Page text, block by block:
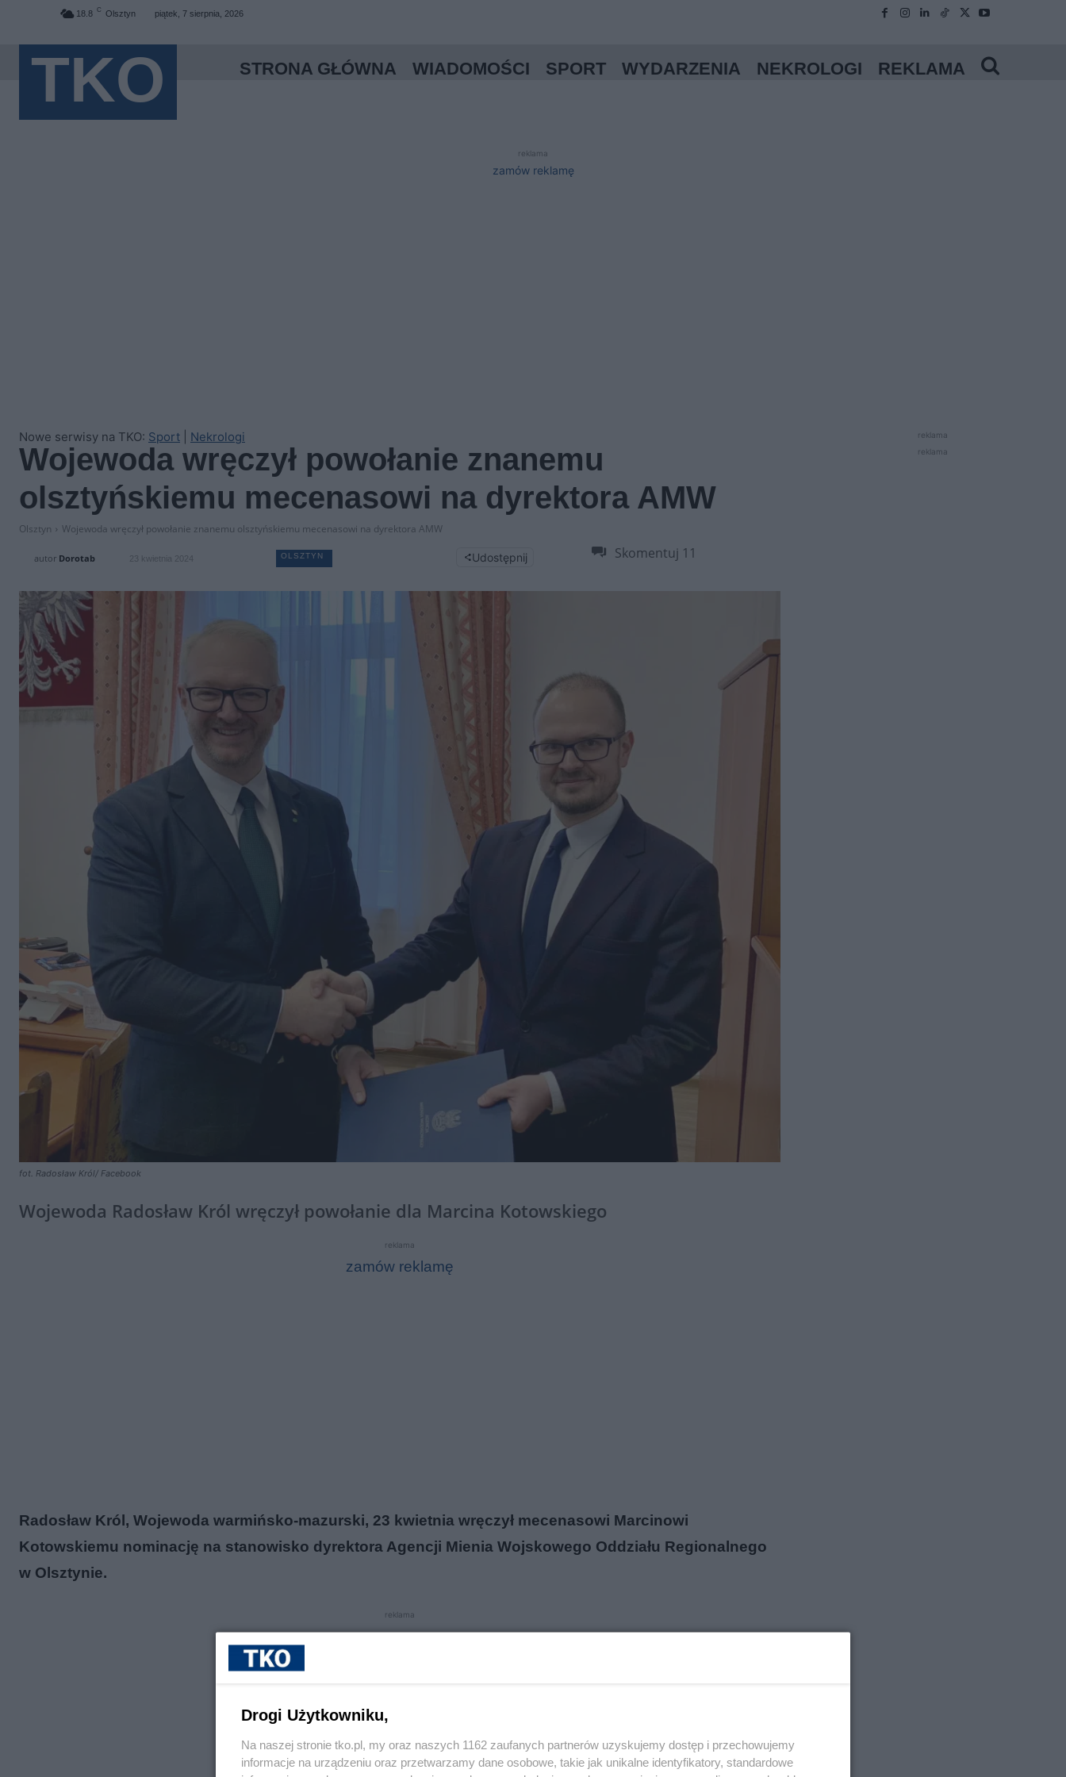
18.8 C Olsztyn piątek, 7 sierpnia, 2026
TKO STRONA GŁÓWNA WIADOMOŚCI SPORT WYDARZENIA NEKROLOGI REKLAMA
reklama
zamów reklamę
Nowe serwisy na TKO: Sport Nekrologi
Wojewoda wręczył powołanie znanemu
olsztyńskiemu mecenasowi na dyrektora AMW
Olsztyn Wojewoda wręczył powołanie znanemu olsztyńskiemu mecenasowi na dyrektora AMW
autor Dorotab 23 kwietnia 2024 OLSZTYN Udostępnij Skomentuj 11
fot. Radosław Król/ Facebook
Wojewoda Radosław Król wręczył powołanie dla Marcina Kotowskiego
reklama
zamów reklamę
Radosław Król, Wojewoda warmińsko-mazurski, 23 kwietnia wręczył mecenasowi Marcinowi
Kotowskiemu nominację na stanowisko dyrektora Agencji Mienia Wojskowego Oddziału Regionalnego
w Olsztynie.
reklama
reklama
reklama
Drogi Użytkowniku,
Na naszej stronie tko.pl, my oraz naszych 1162 zaufanych partnerów uzyskujemy dostęp i przechowujemy
informacje na urządzeniu oraz przetwarzamy dane osobowe, takie jak unikalne identyfikatory, standardowe